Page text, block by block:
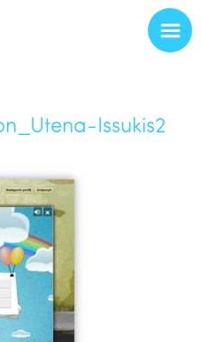
Issukis2